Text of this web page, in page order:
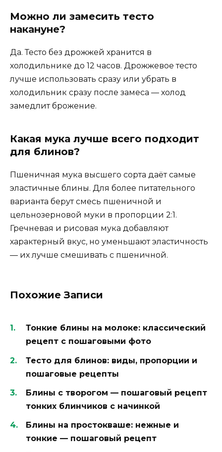
Можно ли замесить тесто
накануне?
Да. Тесто без дрожжей хранится в
холодильнике до 12 часов. Дрожжевое тесто
лучше использовать сразу или убрать в
холодильник сразу после замеса — холод
замедлит брожение.
Какая мука лучше всего подходит
для блинов?
Пшеничная мука высшего сорта даёт самые
эластичные блины. Для более питательного
варианта берут смесь пшеничной и
цельнозерновой муки в пропорции 2:1.
Гречневая и рисовая мука добавляют
характерный вкус, но уменьшают эластичность
— их лучше смешивать с пшеничной.
Похожие Записи
Тонкие блины на молоке: классический
рецепт с пошаговыми фото
Тесто для блинов: виды, пропорции и
пошаговые рецепты
Блины с творогом — пошаговый рецепт
тонких блинчиков с начинкой
Блины на простокваше: нежные и
тонкие — пошаговый рецепт